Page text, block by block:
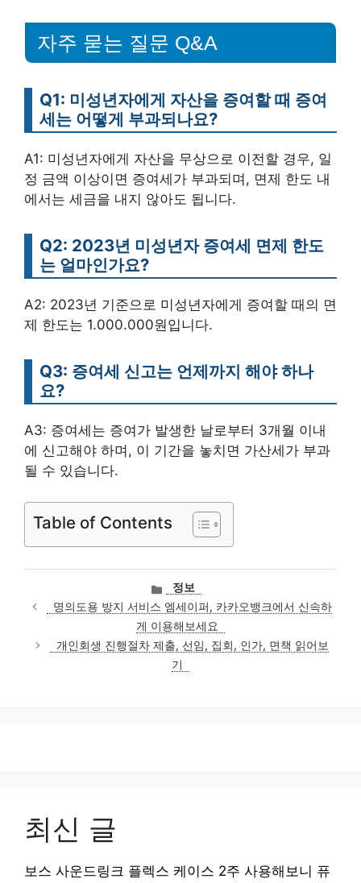
자주 묻는 질문 Q&A
Q1: 미성년자에게 자산을 증여할 때 증여
세는 어떻게 부과되나요?
A1: 미성년자에게 자산을 무상으로 이전할 경우, 일
정 금액 이상이면 증여세가 부과되며, 면제 한도 내
에서는 세금을 내지 않아도 됩니다.
Q2: 2023년 미성년자 증여세 면제 한도
는 얼마인가요?
A2: 2023년 기준으로 미성년자에게 증여할 때의 면
제 한도는 1.000.000원입니다.
Q3: 증여세 신고는 언제까지 해야 하나
요?
A3: 증여세는 증여가 발생한 날로부터 3개월 이내
에 신고해야 하며, 이 기간을 놓치면 가산세가 부과
될 수 있습니다.
Table of Contents
카
테
고
리
정보
명의도용 방지 서비스 엠세이퍼, 카카오뱅크에서 신속하
게 이용해보세요
개인회생 진행절차 제출, 선임, 집회, 인가, 면책 읽어보
기
최신 글
보스 사운드링크 플렉스 케이스 2주 사용해보니 퓨